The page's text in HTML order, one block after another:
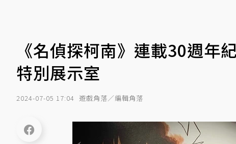
《名偵探柯南》連載30週年
特別展示室
2024-07-05 17:04 遊戲角落／編輯角落